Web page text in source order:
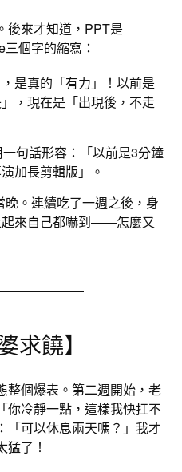
後來才知道，PPT是
個字的縮寫：
是真的「有力」！以前是
，現在是「出現後，不走
一句話形容：「以前是3分鐘
加長剪輯版」。
晚。連續吃了一週之後，身
起來自己都嚇到——怎麼又
求饒】
整個爆表。第二週開始，老
你冷靜一點，這樣我快扛不
「可以休息兩天嗎？」我才
了！